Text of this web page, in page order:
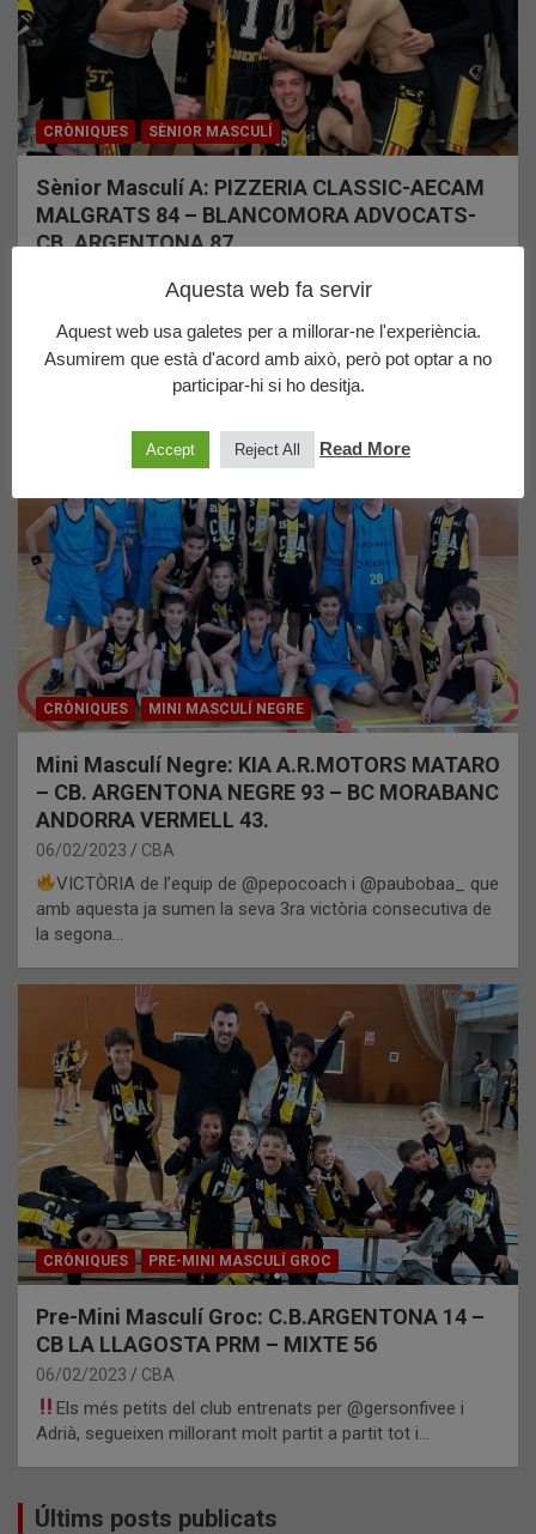
CRÒNIQUES SÈNIOR MASCULÍ
Sènior Masculí A: PIZZERIA CLASSIC-AECAM
MALGRATS 84 – BLANCOMORA ADVOCATS-
CB. ARGENTONA 87.
PARTIDÀS del Sènior Masculí
de @jordiventura.11 i @sergioarteaga13 que
aconsegueixen emportar-se la victòria després d’un partit
igualat i competit fins…
CRÒNIQUES MINI MASCULÍ NEGRE
Mini Masculí Negre: KIA A.R.MOTORS MATARO
– CB. ARGENTONA NEGRE 93 – BC MORABANC
ANDORRA VERMELL 43.
06/02/2023 CBA
VICTÒRIA de l’equip de @pepocoach i @paubobaa_ que
amb aquesta ja sumen la seva 3ra victòria consecutiva de
la segona…
CRÒNIQUES PRE-MINI MASCULÍ GROC
Pre-Mini Masculí Groc: C.B.ARGENTONA 14 –
CB LA LLAGOSTA PRM – MIXTE 56
06/02/2023 CBA
Els més petits del club entrenats per @gersonfivee i
Adrià, segueixen millorant molt partit a partit tot i…
Últims posts publicats
Aquesta web fa servir
Aquest web usa galetes per a millorar-ne l'experiència.
Asumirem que està d'acord amb això, però pot optar a no
participar-hi si ho desitja.
Accept Reject All Read More